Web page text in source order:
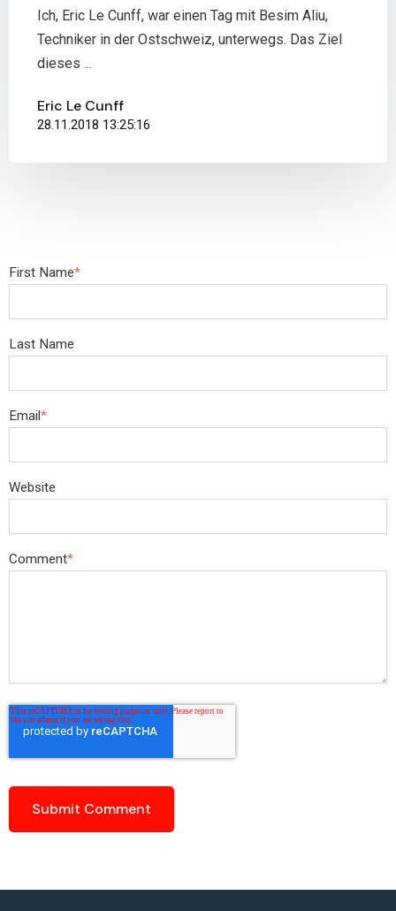
Ich, Eric Le Cunff, war einen Tag mit Besim Aliu,
Techniker in der Ostschweiz, unterwegs. Das Ziel
dieses ...
Eric Le Cunff
28.11.2018 13:25:16
First Name*
Last Name
Email *
Website
Comment*